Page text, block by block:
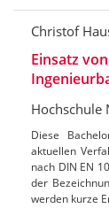
Christof
Einsatz
Hochschule
Diese
aktuellen
nach DIN EN
der
werden kurze